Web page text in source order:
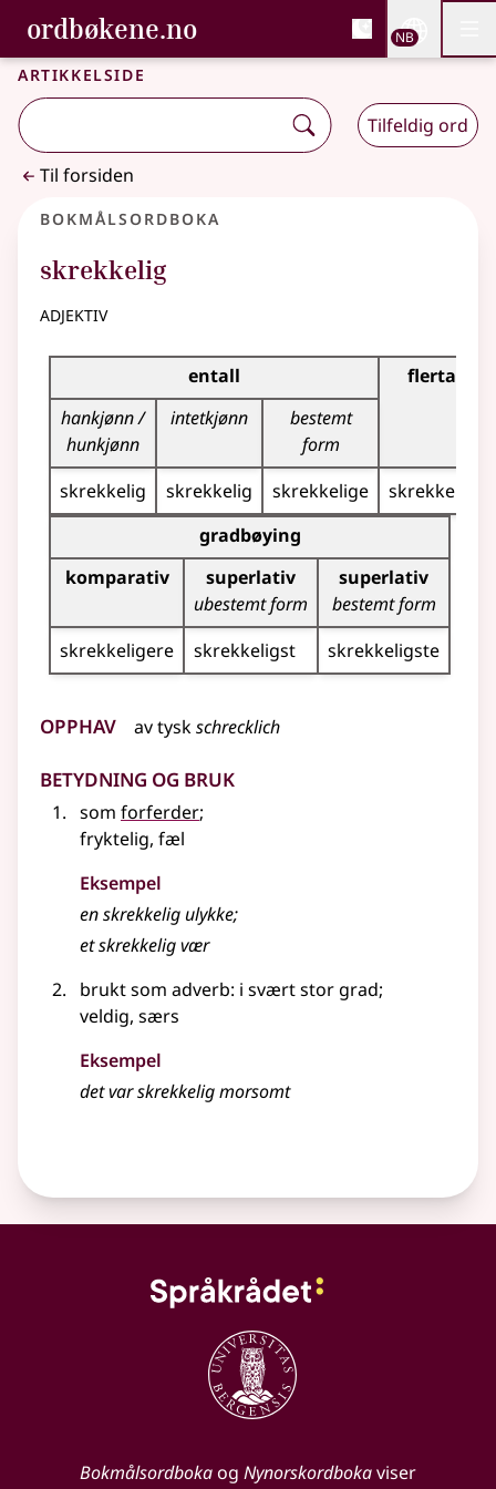
Gå til hovedinnhold
Tilgjengelighet
ordbøkene.no, Bokmålsordboka og
Bokmålsordboka og Nynorskordboka
NB
Artikkelside
Tilfeldig ord
Til forsiden
Bokmålsordboka
skrekkelig
adjektiv
Bøyingstabell for dette adjektivet
entall
flertall
hankjønn /
hunkjønn
intetkjønn
bestemt
form
skrekkelig
skrekkelig skrekkelige
skrekkelige
Bøyingstabell for dette adjektivet (gradbøying)
gradbøying
komparativ
superlativ
ubestemt form
superlativ
bestemt form
skrekkeligere
skrekkeligst skrekkeligste
Opphav avtyskschrecklich
Betydning og bruk
som forferder;
fryktelig, fæl
Eksempel
enskrekkelig ulykke;
etskrekkeligvær
bruktsom adverb: i svært stor grad;
veldig, særs
Eksempel
det varskrekkeligmorsomt
Bokmålsordbokaog Nynorskordbokaviser